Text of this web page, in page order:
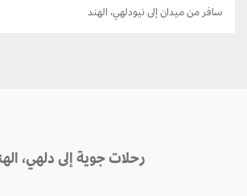
سافر من ميدان إلى نيودلهي، الهند
رحلات جوية إلى دلهي، الهند